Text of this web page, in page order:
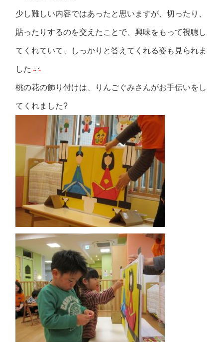
少し難しい内容ではあったと思いますが、切ったり、
貼ったりするのを交えたことで、興味をもって視聴し
てくれていて、しっかりと答えてくれる姿も見られま
した
桃の花の飾り付けは、りんごぐみさんがお手伝いをし
てくれました?